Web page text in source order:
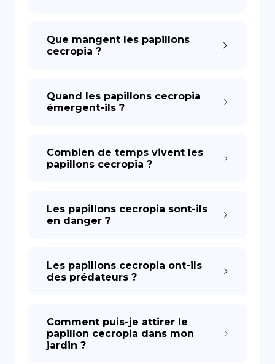
Que mangent les papillons
cecropia ?
Quand les papillons cecropia
émergent-ils ?
Combien de temps vivent les
papillons cecropia ?
Les papillons cecropia sont-ils
en danger ?
Les papillons cecropia ont-ils
des prédateurs ?
Comment puis-je attirer le
papillon cecropia dans mon
jardin ?